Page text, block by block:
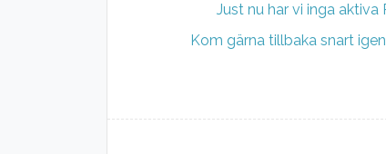
Just nu har vi inga
Kom gärna tillbaka snart